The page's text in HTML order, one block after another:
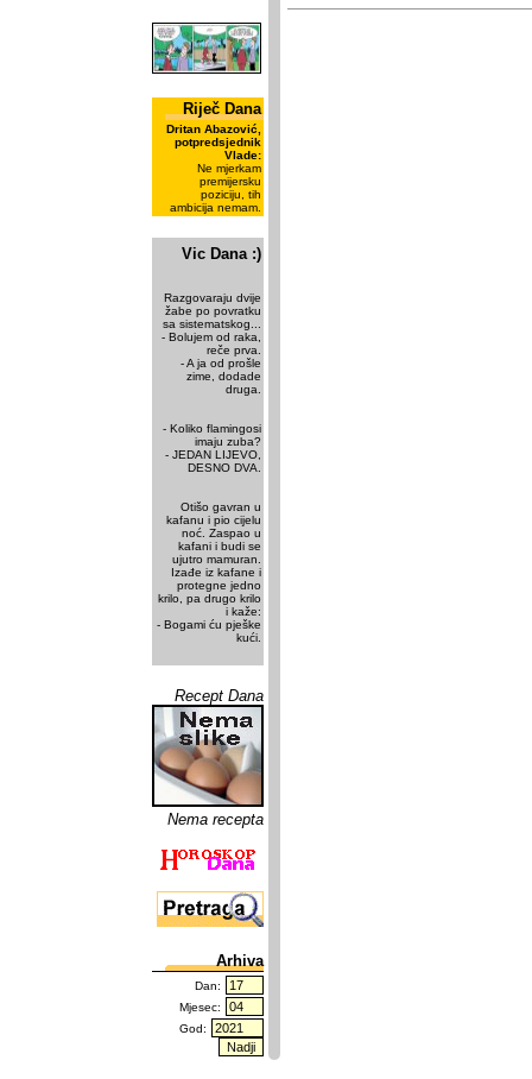
Riječ Dana
Dritan Abazović,
potpredsjednik
Vlade:
Ne mjerkam
premijersku
poziciju, tih
ambicija nemam.
Vic Dana :)
Razgovaraju dvije
žabe po povratku
sa sistematskog...
- Bolujem od raka,
reče prva.
- A ja od prošle
zime, dodade
druga.
- Koliko flamingosi
imaju zuba?
- JEDAN LIJEVO,
DESNO DVA.
Otišo gavran u
kafanu i pio cijelu
noć. Zaspao u
kafani i budi se
ujutro mamuran.
Izađe iz kafane i
protegne jedno
krilo, pa drugo krilo
i kaže:
- Bogami ću pješke
kući.
Recept Dana
Nema recepta
Arhiva
Dan:
Mjesec:
God: